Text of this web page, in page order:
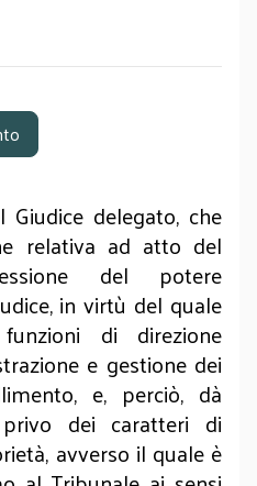
delegato, che
relativa ad atto del
del potere
in virtù del quale
di direzione
e gestione dei
e, perciò, dà
dei caratteri di
avverso il quale è